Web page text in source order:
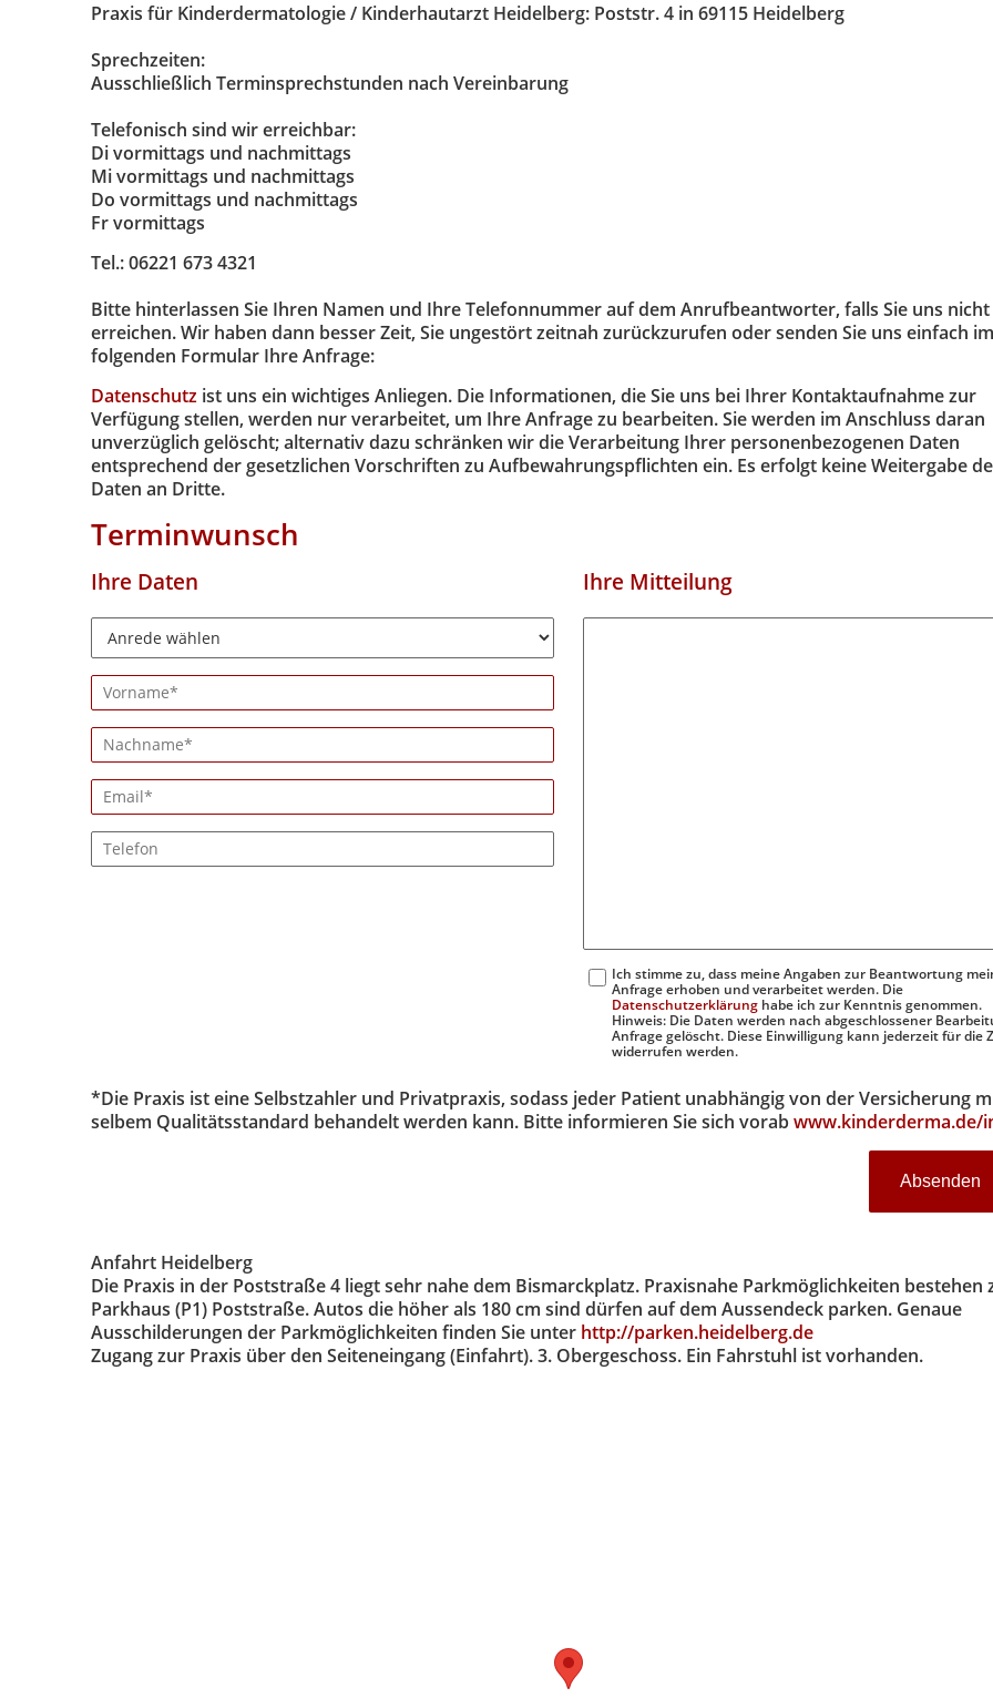
Praxis für Kinderdermatologie / Kinderhautarzt Heidelberg: Poststr. 4 in 69115 Heidelberg
Sprechzeiten:
Ausschließlich Terminsprechstunden nach Vereinbarung
Telefonisch sind wir erreichbar:
Di vormittags und nachmittags
Mi vormittags und nachmittags
Do vormittags und nachmittags
Fr vormittags
Tel.: 06221 673 4321
Bitte hinterlassen Sie Ihren Namen und Ihre Telefonnummer auf dem Anrufbeantworter, falls Sie uns
erreichen. Wir haben dann besser Zeit, Sie ungestört zeitnah zurückzurufen oder senden Sie uns einfach im
folgenden Formular Ihre Anfrage:
Datenschutz ist uns ein wichtiges Anliegen. Die Informationen, die Sie uns bei Ihrer Kontaktaufnahme zur
Verfügung stellen, werden nur verarbeitet, um Ihre Anfrage zu bearbeiten. Sie werden im Anschluss daran
unverzüglich gelöscht; alternativ dazu schränken wir die Verarbeitung Ihrer personenbezogenen Daten
entsprechend der gesetzlichen Vorschriften zu Aufbewahrungspflichten ein. Es erfolgt keine Weitergabe
Daten an Dritte.
Terminwunsch
Ihre Daten Ihre Mitteilung
Ich stimme zu, dass meine Angaben zur Beantwortung
Anfrage erhoben und verarbeitet werden. Die
Datenschutzerklärunghabe ich zur Kenntnis genommen.
Hinweis: Die Daten werden nach abgeschlossener
Anfrage gelöscht. Diese Einwilligung kann jederzeit für die
widerrufen werden.
*Die Praxis ist eine Selbstzahler und Privatpraxis, sodass jeder Patient unabhängig von der Versicherung
selbem Qualitätsstandard behandelt werden kann. Bitte informieren Sie sich vorabwww.kinderderma.de/
Absenden
Anfahrt Heidelberg
Die Praxis in der Poststraße 4 liegt sehr nahe dem Bismarckplatz. Praxisnahe Parkmöglichkeiten bestehen
Parkhaus (P1) Poststraße. Autos die höher als 180 cm sind dürfen auf dem Aussendeck parken. Genaue
Ausschilderungen der Parkmöglichkeiten finden Sie unter http://parken.heidelberg.de
Zugang zur Praxis über den Seiteneingang (Einfahrt). 3. Obergeschoss. Ein Fahrstuhl ist vorhanden.